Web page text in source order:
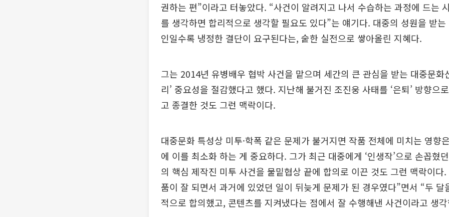
권하는 편”이라고 터놓았다. “사건이 알려지고 나서 수습하는 과정에 드는
를 생각하면 합리적으로 생각할 필요도 있다”는 얘기다. 대중의 성원을 받
인일수록 냉정한 결단이 요구된다는, 숱한 실전으로 쌓아올린 지혜다.
그는 2014년 유병배우 협박 사건을 맡으며 세간의 큰 관심을 받는 대중문화
리’ 중요성을 절감했다고 했다. 지난해 불거진 조진웅 사태를 ‘은퇴’ 방향으
고 종결한 것도 그런 맥락이다.
대중문화 특성상 미투·학폭 같은 문제가 불거지면 작품 전체에 미치는 영향
에 이를 최소화 하는 게 중요하다. 그가 최근 대중에게 ‘인생작’으로 손꼽혔
의 핵심 제작진 미투 사건을 물밑협상 끝에 합의로 이끈 것도 그런 맥락이다
품이 잘 되면서 과거에 있었던 일이 뒤늦게 문제가 된 경우였다”면서 “두 달
적으로 합의했고, 콘텐츠를 지켜냈다는 점에서 잘 수행해낸 사건이라고 생